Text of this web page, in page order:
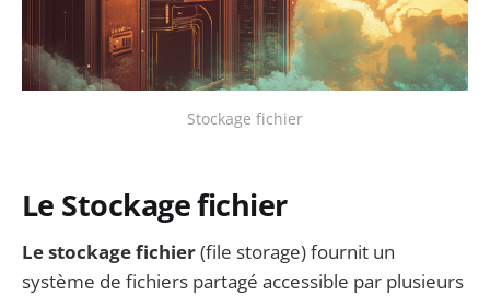
Stockage fichier
Le Stockage fichier
Le stockage fichier(file storage) fournit un
système de fichiers partagé accessible par plusieurs